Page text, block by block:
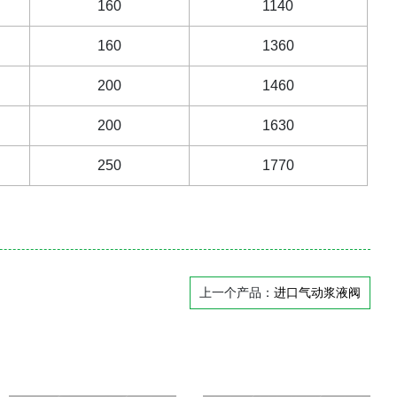
160 1140
160 1360
200 1460
200 1630
250 1770
上一个产品： 进口气动浆液阀